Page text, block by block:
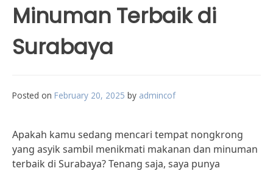
Minuman Terbaik di
Surabaya
Posted on February 20, 2025 by admincof
Apakah kamu sedang mencari tempat nongkrong
yang asyik sambil menikmati makanan dan minuman
terbaik di Surabaya? Tenang saja, saya punya